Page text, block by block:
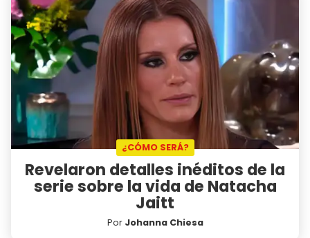
¿CÓMO SERÁ?
Revelaron detalles inéditos de la
serie sobre la vida de Natacha
Jaitt
Por Johanna Chiesa